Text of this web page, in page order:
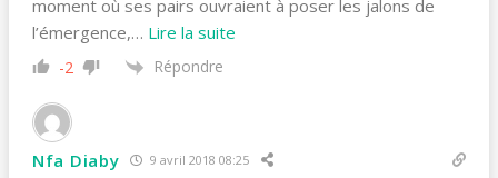
moment où ses pairs ouvraient à poser les jalons de
l’émergence,… Lire la suite
-2 Répondre
Nfa Diaby 9 avril 2018 08:25